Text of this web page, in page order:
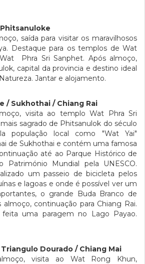
saída para visitar os maravilhosos
Destaque para os templos de Wat
Phra Sri Sanphet. Após almoço,
capital da provincia e destino ideal
Jantar e alojamento.
/ Sukhothai / Chiang Rai
visita ao templo Wat Phra Sri
sagrado de Phitsanulok do século
população local como "Wat Yai"
de Sukhothai e contém uma famosa
até ao Parque Histórico de
Património Mundial pela UNESCO.
um passeio de bicicleta pelos
e lagoas e onde é possível ver um
o grande Buda Branco de
continuação para Chiang Rai.
uma paragem no Lago Payao.
Triangulo Dourado / Chiang Mai
visita ao Wat Rong Khun,